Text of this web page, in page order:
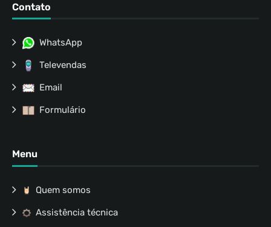
Contato
WhatsApp
Televendas
Email
Formulário
Menu
Quem somos
Assistência técnica